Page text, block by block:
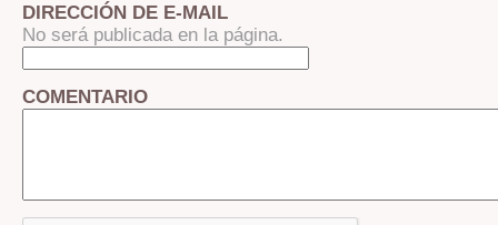
DIRECCIÓN DE E-MAIL
No será publicada en la página.
COMENTARIO